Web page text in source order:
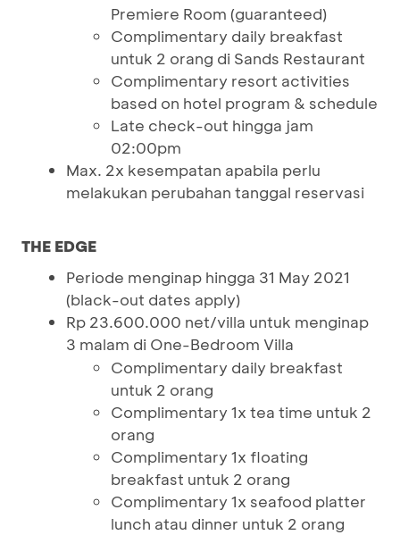
Premiere Room (guaranteed)
Complimentary daily breakfast
untuk 2 orang di Sands Restaurant
Complimentary resort activities
based on hotel program & schedule
Late check-out hingga jam
02:00pm
Max. 2x kesempatan apabila perlu
melakukan perubahan tanggal reservasi
THE EDGE
Periode menginap hingga 31 May 2021
(black-out dates apply)
Rp 23.600.000 net/villa untuk menginap
3 malam di One-Bedroom Villa
Complimentary daily breakfast
untuk 2 orang
Complimentary 1x tea time untuk 2
orang
Complimentary 1x floating
breakfast untuk 2 orang
Complimentary 1x seafood platter
lunch atau dinner untuk 2 orang